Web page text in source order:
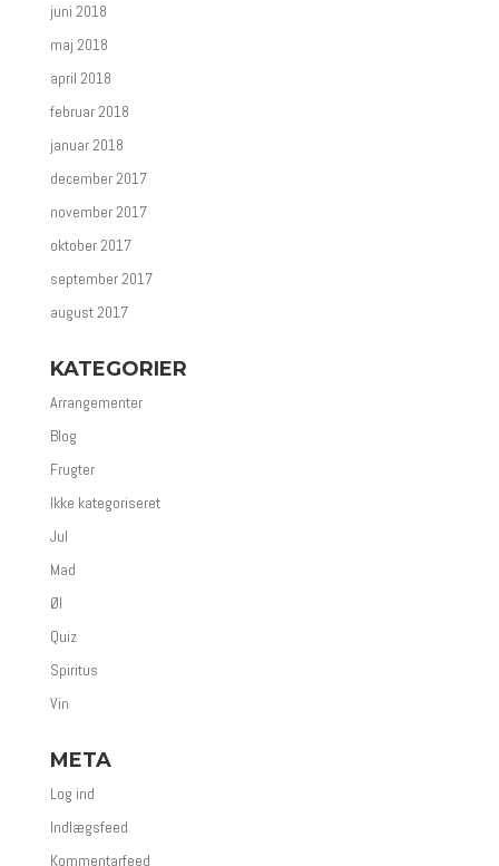
juni 2018
maj 2018
april 2018
februar 2018
januar 2018
december 2017
november 2017
oktober 2017
september 2017
august 2017
KATEGORIER
Arrangementer
Blog
Frugter
Ikke kategoriseret
Jul
Mad
Øl
Quiz
Spiritus
Vin
META
Log ind
Indlægsfeed
Kommentarfeed